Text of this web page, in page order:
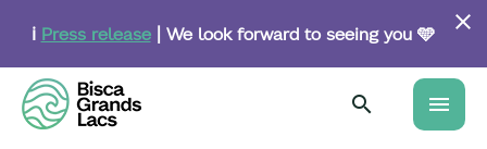
content
ℹ️ Press release| We look forward to seeing you 🩵
menu